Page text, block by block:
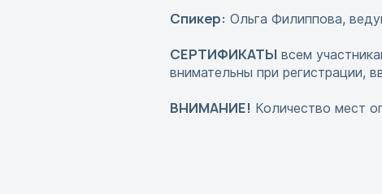
Спикер: Ольга Филиппова,
СЕРТИФИКАТЫ всем
внимательны при регистрации,
ВНИМАНИЕ! Количество мест